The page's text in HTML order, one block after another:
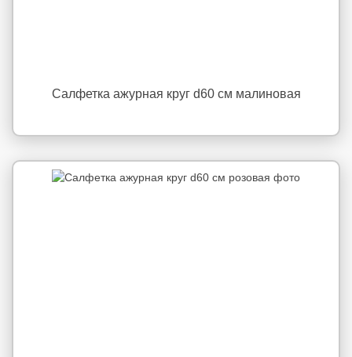
Салфетка ажурная круг d60 см малиновая